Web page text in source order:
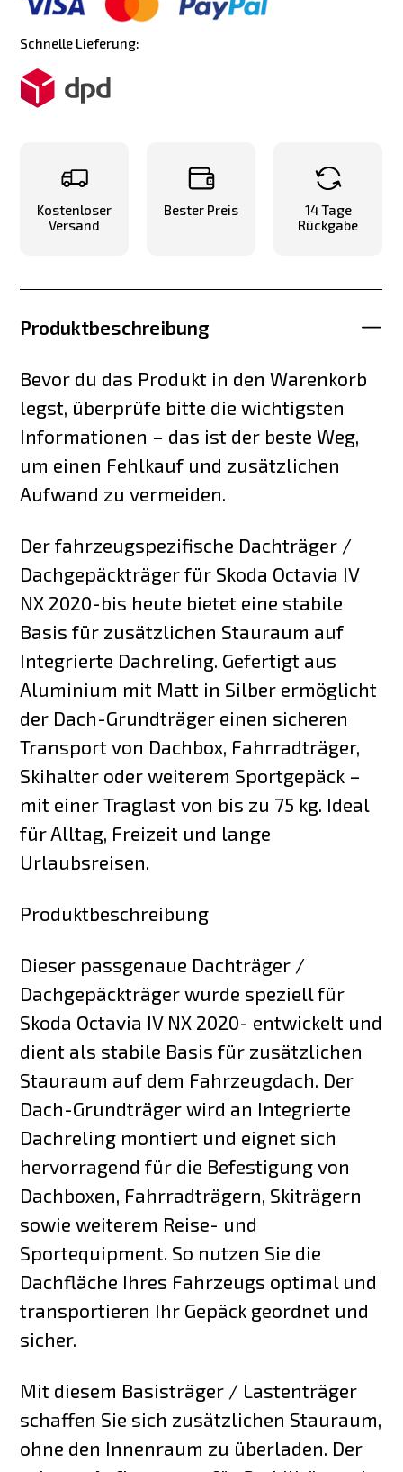
Schnelle Lieferung:
Kostenloser
Versand
Bester Preis
14 Tage
Rückgabe
Produktbeschreibung
Bevor du das Produkt in den Warenkorb
legst, überprüfe bitte die wichtigsten
Informationen – das ist der beste Weg,
um einen Fehlkauf und zusätzlichen
Aufwand zu vermeiden.
Der fahrzeugspezifische Dachträger /
Dachgepäckträger für Skoda Octavia IV
NX 2020-bis heute bietet eine stabile
Basis für zusätzlichen Stauraum auf
Integrierte Dachreling. Gefertigt aus
Aluminium mit Matt in Silber ermöglicht
der Dach-Grundträger einen sicheren
Transport von Dachbox, Fahrradträger,
Skihalter oder weiterem Sportgepäck –
mit einer Traglast von bis zu 75 kg. Ideal
für Alltag, Freizeit und lange
Urlaubsreisen.
Produktbeschreibung
Dieser passgenaue Dachträger /
Dachgepäckträger wurde speziell für
Skoda Octavia IV NX 2020- entwickelt und
dient als stabile Basis für zusätzlichen
Stauraum auf dem Fahrzeugdach. Der
Dach-Grundträger wird an Integrierte
Dachreling montiert und eignet sich
hervorragend für die Befestigung von
Dachboxen, Fahrradträgern, Skiträgern
sowie weiterem Reise- und
Sportequipment. So nutzen Sie die
Dachfläche Ihres Fahrzeugs optimal und
transportieren Ihr Gepäck geordnet und
sicher.
Mit diesem Basisträger / Lastenträger
schaffen Sie sich zusätzlichen Stauraum,
ohne den Innenraum zu überladen. Der